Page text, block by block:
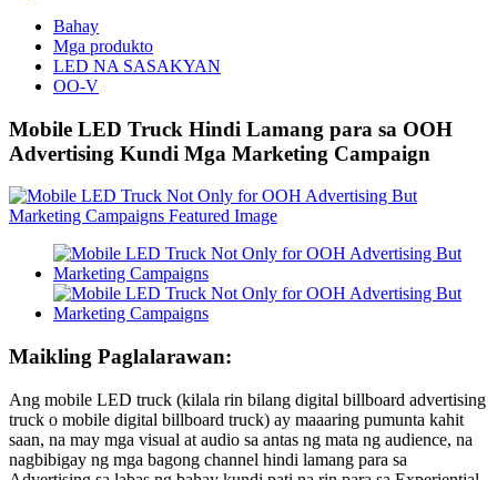
Bahay
Mga produkto
LED NA SASAKYAN
OO-V
Mobile LED Truck Hindi Lamang para sa OOH
Advertising Kundi Mga Marketing Campaign
Maikling Paglalarawan:
Ang mobile LED truck (kilala rin bilang digital billboard advertising
truck o mobile digital billboard truck) ay maaaring pumunta kahit
saan, na may mga visual at audio sa antas ng mata ng audience, na
nagbibigay ng mga bagong channel hindi lamang para sa